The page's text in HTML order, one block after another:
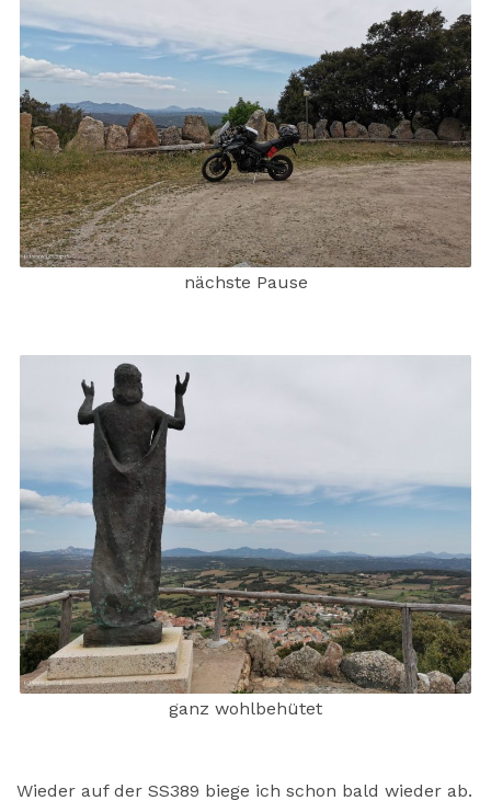
nächste Pause
ganz wohlbehütet
Wieder auf der SS389 biege ich schon bald wieder ab.